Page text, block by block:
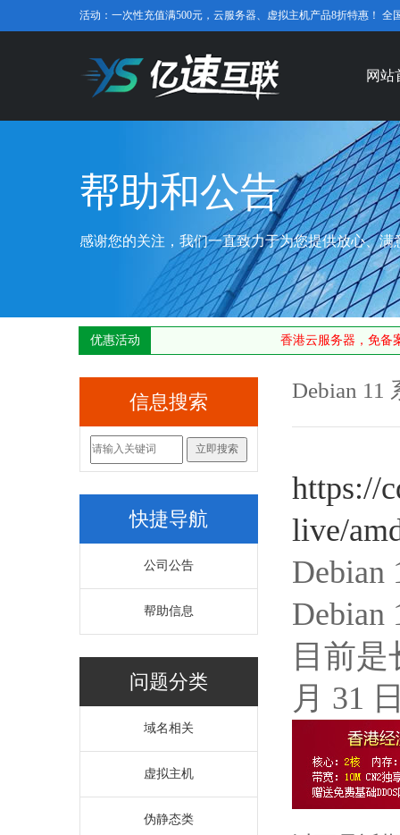
活动：一次性充值满500元，云服务器、虚拟主机产品8折特惠！ 全
网站
帮助和公告
感谢您的关注，我们一直致力于为您提供放心、满
优惠活动 香港云服务器，免备
信息搜索
快捷导航
公司公告
帮助信息
问题分类
域名相关
虚拟主机
伪静态类
Debian 11
https://
live/
Debian
目前是
月 31